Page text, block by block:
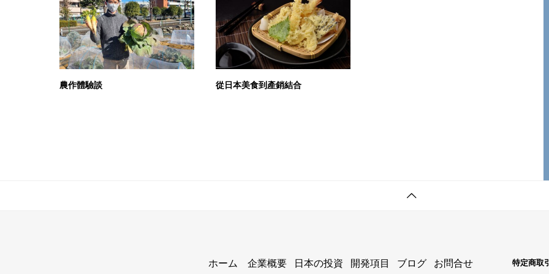
農作體驗談 從日本美食到產銷結合
ホーム 企業概要 日本の投資 開発項目 ブログ お問合せ 特定商取